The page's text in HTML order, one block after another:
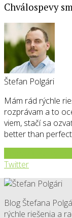
Chválospevy
Štefan Polgári
Mám rád rýchle
rozprávam a to
viem, stačí sa
better than
Twitter
Blog Štefana
rýchle riešenia a